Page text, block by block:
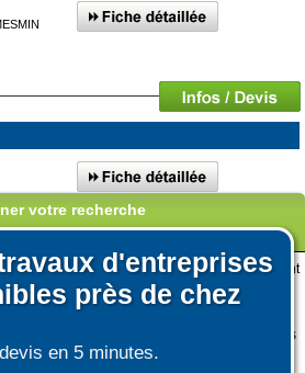
d'entreprises
près de chez
en 5 minutes.
plus de prestataires
votre recherche
des fichiers informatiques nommés cookies sont
cookies sont utilisés pour la navigation, le
et les mesures d'audience pour l'éditeur.
personnelles au travers des cookies à des
ni pour nous ni pour des tiers.